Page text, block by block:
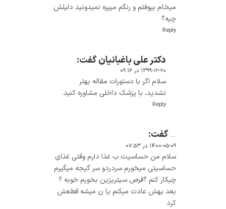
میخام بیوفتم و رنگم میپره نمیدونید دلیلش
چیه؟
Reply
دکتر علی باغبانیانگفت:
۱۳۹۹-۱۲-۲۰ در ۰۹:۱۶
سلام اگر با دستورات مقاله بهتر
نشدید، با پزشک داخلی مشاوره کنید.
Reply
.... گفت:
۱۴۰۰-۰۵-۰۹ در ۰۷:۵۳
سلام من حساسیت ب غذا دارم وقتی غذای
حساسیتی میخورم سردردو سر گیجه میگیرم
چیکار کنم ؟قرص سیتریزین بخورم خوبه ؟
بعد بهش عادت میکنم یا ن میشه قطعش
کرد